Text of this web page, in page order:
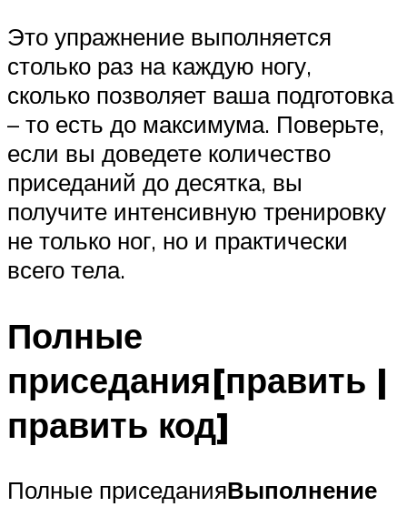
Это упражнение выполняется
столько раз на каждую ногу,
сколько позволяет ваша подготовка
– то есть до максимума. Поверьте,
если вы доведете количество
приседаний до десятка, вы
получите интенсивную тренировку
не только ног, но и практически
всего тела.
Полные
приседания[править |
править код]
Полные приседанияВыполнение